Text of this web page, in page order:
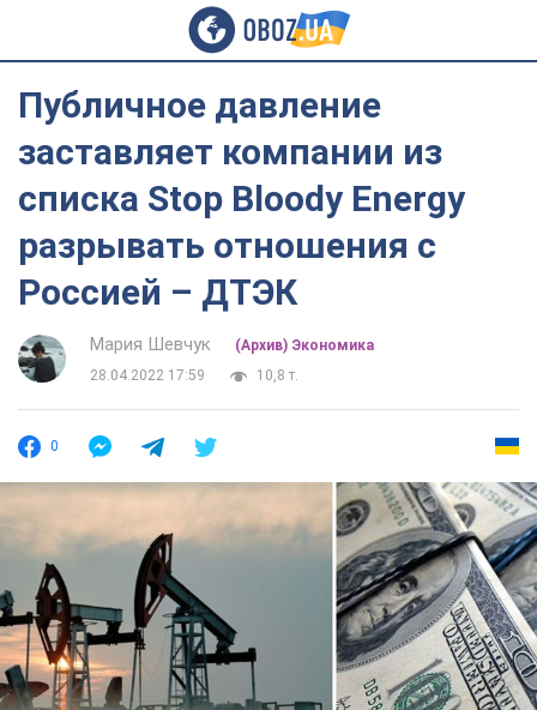
Публичное давление
заставляет компании из
списка Stop Bloody Energy
разрывать отношения с
Россией – ДТЭК
Мария Шевчук
(Архив) Экономика
28.04.2022 17:59
10,8 т.
0